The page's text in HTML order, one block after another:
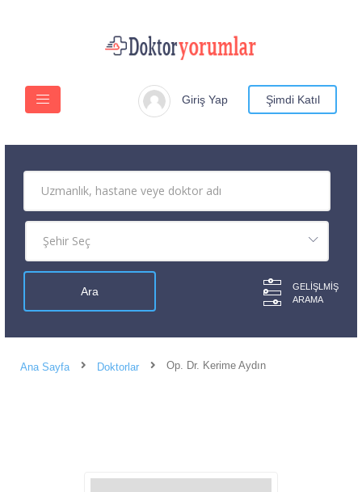
Giriş Yap Şimdi Katıl
GELIŞLMIŞ
ARAMA
Ana Sayfa Doktorlar Op. Dr. Kerime Aydın